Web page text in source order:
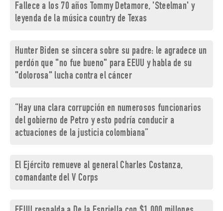
Fallece a los 70 años Tommy Detamore, 'Steelman' y
leyenda de la música country de Texas
Hunter Biden se sincera sobre su padre: le agradece un
perdón que "no fue bueno" para EEUU y habla de su
"dolorosa" lucha contra el cáncer
“Hay una clara corrupción en numerosos funcionarios
del gobierno de Petro y esto podría conducir a
actuaciones de la justicia colombiana”
El Ejército remueve al general Charles Costanza,
comandante del V Corps